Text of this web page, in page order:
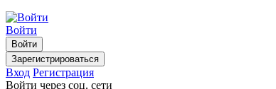
Войти
Войти
Зарегистрироваться
Вход Регистрация
Войти через соц. сети